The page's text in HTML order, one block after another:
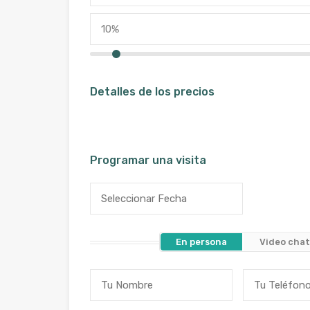
Detalles de los precios
Programar una visita
En persona Video chat